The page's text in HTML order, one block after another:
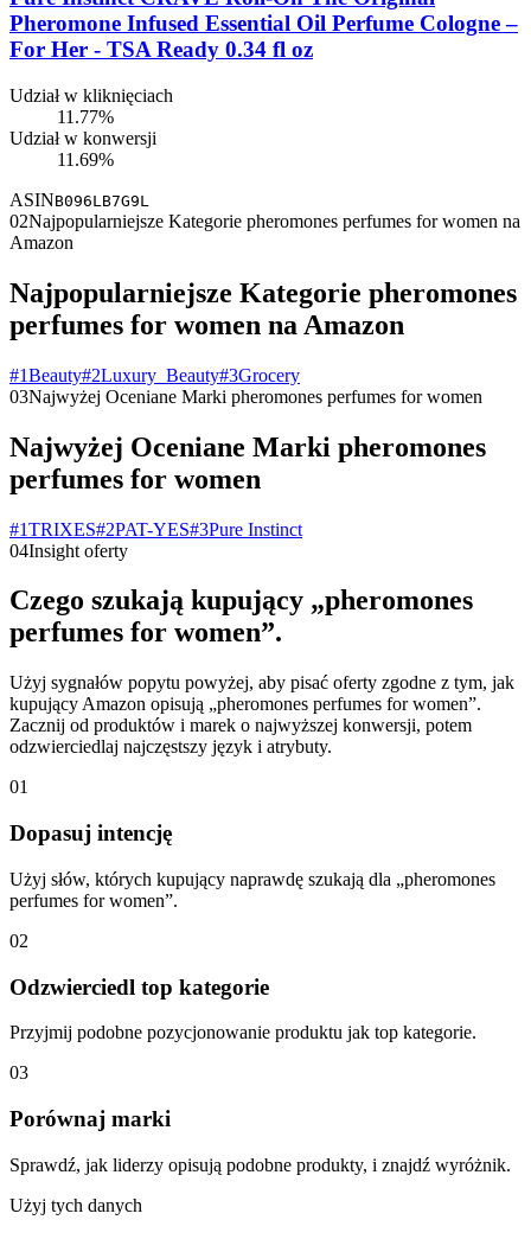
Pheromone Infused Essential Oil Perfume Cologne –
For Her - TSA Ready 0.34 fl oz
Udział w kliknięciach
11.77%
Udział w konwersji
11.69%
ASINB096LB7G9L
02Najpopularniejsze Kategorie pheromones perfumes for women na
Amazon
Najpopularniejsze Kategorie pheromones
perfumes for women na Amazon
#1Beauty#2Luxury_Beauty#3Grocery
03Najwyżej Oceniane Marki pheromones perfumes for women
Najwyżej Oceniane Marki pheromones
perfumes for women
#1TRIXES#2PAT-YES#3Pure Instinct
04Insight oferty
Czego szukają kupujący „pheromones
perfumes for women”.
Użyj sygnałów popytu powyżej, aby pisać oferty zgodne z tym, jak
kupujący Amazon opisują „pheromones perfumes for women”.
Zacznij od produktów i marek o najwyższej konwersji, potem
odzwierciedlaj najczęstszy język i atrybuty.
01
Dopasuj intencję
Użyj słów, których kupujący naprawdę szukają dla „pheromones
perfumes for women”.
02
Odzwierciedl top kategorie
Przyjmij podobne pozycjonowanie produktu jak top kategorie.
03
Porównaj marki
Sprawdź, jak liderzy opisują podobne produkty, i znajdź wyróżnik.
Użyj tych danych